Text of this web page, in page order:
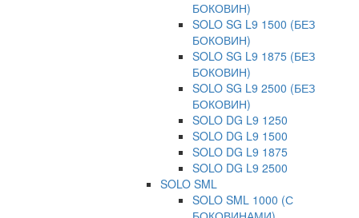
БОКОВИН)
SOLO SG L9 1500 (БЕЗ
БОКОВИН)
SOLO SG L9 1875 (БЕЗ
БОКОВИН)
SOLO SG L9 2500 (БЕЗ
БОКОВИН)
SOLO DG L9 1250
SOLO DG L9 1500
SOLO DG L9 1875
SOLO DG L9 2500
SOLO SML
SOLO SML 1000 (С